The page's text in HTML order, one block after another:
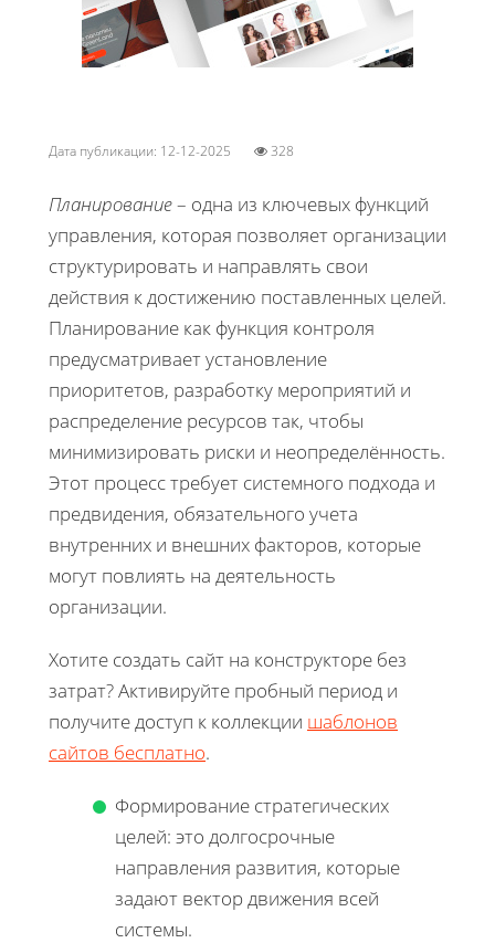
Дата публикации: 12-12-2025 328
Планирование– одна из ключевых функций
управления, которая позволяет организации
структурировать и направлять свои
действия к достижению поставленных целей.
Планирование как функция контроля
предусматривает установление
приоритетов, разработку мероприятий и
распределение ресурсов так, чтобы
минимизировать риски и неопределённость.
Этот процесс требует системного подхода и
предвидения, обязательного учета
внутренних и внешних факторов, которые
могут повлиять на деятельность
организации.
Хотите создать сайт на конструкторе без
затрат? Активируйте пробный период и
получите доступ к коллекции шаблонов
сайтов бесплатно.
Формирование стратегических
целей: это долгосрочные
направления развития, которые
задают вектор движения всей
системы.